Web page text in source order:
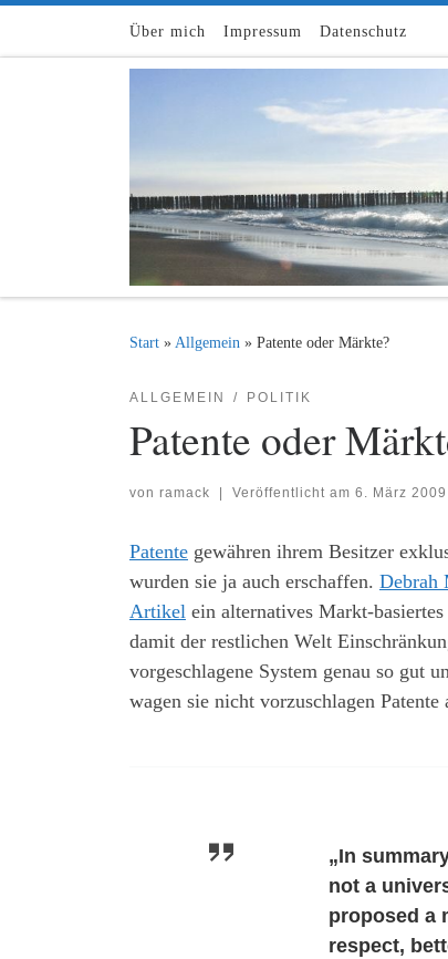
Zum Inhalt springen
Über mich Impressum Datenschutz
Start » Allgemein » Patente oder Märkte?
ALLGEMEIN POLITIK
Patente oder
von ramack | Veröffentlicht am 6. März 2009
Patente gewähren ihrem Besitzer
wurden sie ja auch erschaffen. Debrah
Artikel ein alternatives Markt-
damit der restlichen Welt
vorgeschlagene System genau so gut
wagen sie nicht vorzuschlagen
„In
not a
proposed a
respect,